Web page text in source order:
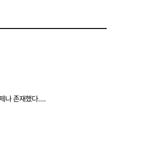
나 존재했다.
가들과 미래를 향한 여정을